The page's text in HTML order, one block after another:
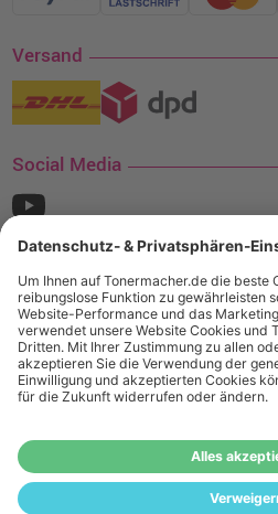
Versand
Social Media
¹ Nur gültig für den Versand innerhalb
von mindestens 35€ (inkl. Mwst.) an Ampertec
Versand für Sie kostenfrei.
Das Angebot